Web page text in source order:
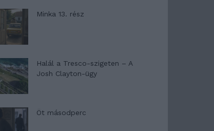
Minka 13. rész
Halál a Tresco-szigeten – A
Josh Clayton-ügy
Öt másodperc